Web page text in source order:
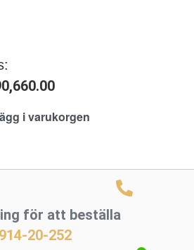
i varukorgen
för att beställa
20-252